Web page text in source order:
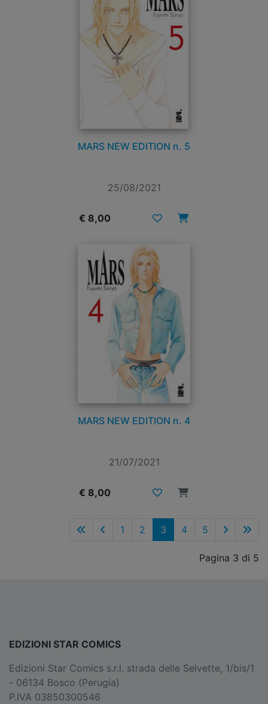
MARS NEW EDITION n. 5
25/08/2021
€ 8,00
MARS NEW EDITION n. 4
21/07/2021
€ 8,00
1 2 3 4 5
Pagina 3 di 5
EDIZIONI STAR COMICS
Edizioni Star Comics s.r.l. strada delle Selvette, 1/bis/1
- 06134 Bosco (Perugia)
P.IVA 03850300546